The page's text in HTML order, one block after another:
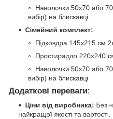
Наволочки 50х70 або
вибір) на блискавці
Сімейний комплект:
Підковдра 145х215 см
Простирадло 220х240
Наволочки 50х70 або
вибір) на блискавці
Додаткові переваги:
Ціни від виробника: Без
найкращої якості та вартості.